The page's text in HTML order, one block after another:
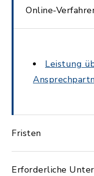
Online-
Leistung
Fristen
Erforderliche